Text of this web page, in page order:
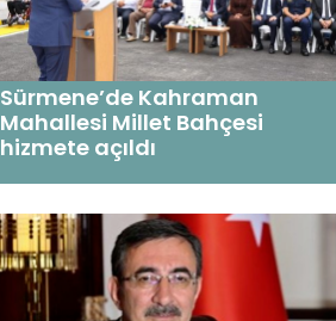
Sürmene’de Kahraman
Mahallesi Millet Bahçesi
hizmete açıldı